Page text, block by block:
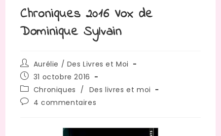
Chroniques 2016 Vox de
Dominique Sylvain
Auteur/autrice
de
la
publication :
Aurélie / Des Livres et Moi
Publication
publiée :
31 octobre 2016
Post
category:
Chroniques / Des livres et moi
Commentaires
publication :
4 commentaires